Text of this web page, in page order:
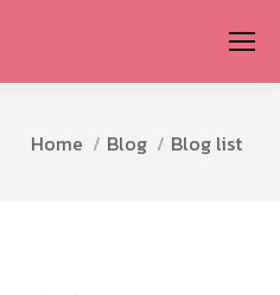
You are here:
Home Blog Blog list